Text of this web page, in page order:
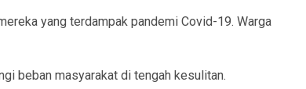
yang terdampak pandemi Covid-19. Warga
beban masyarakat di tengah kesulitan.